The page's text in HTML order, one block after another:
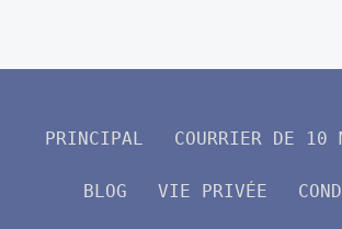
PRINCIPAL COURRIER DE 10
BLOG VIE PRIVÉE